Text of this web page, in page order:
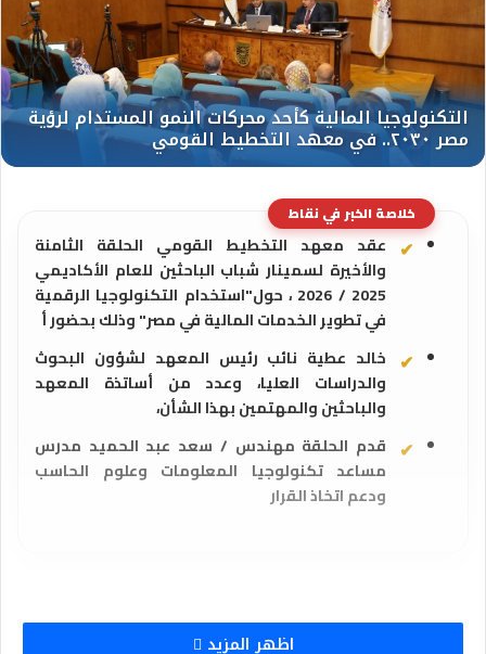
خلاصة الخبر في نقاط
عقد معهد التخطيط القومي الحلقة الثامنة
والأخيرة لسمينار شباب الباحثين للعام الأكاديمي
2025 / 2026 ، حول"استخدام التكنولوجيا الرقمية
في تطوير الخدمات المالية في مصر" وذلك بحضور أ
خالد عطية نائب رئيس المعهد لشؤون البحوث
والدراسات العليا، وعدد من أساتذة المعهد
والباحثين والمهتمين بهذا الشأن،
قدم الحلقة مهندس / سعد عبد الحميد مدرس
مساعد تكنولوجيا المعلومات وعلوم الحاسب
ودعم اتخاذ القرار
اظهر المزيد